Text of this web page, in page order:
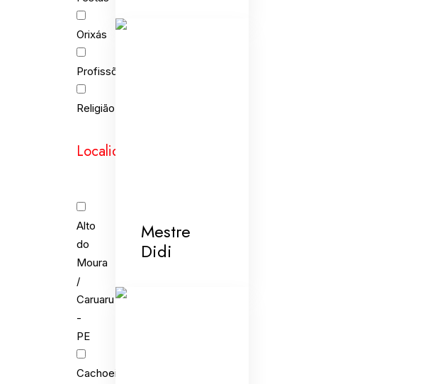
Orixás
Profissões
Religião
Localidades
Alto
do
Moura
/
Caruaru
-
PE
Cachoeira
Mestre
Didi